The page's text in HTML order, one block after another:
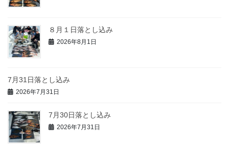
８月１日落とし込み
2026年8月1日
7月31日落とし込み
2026年7月31日
7月30日落とし込み
2026年7月31日